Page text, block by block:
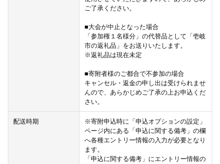
ご了承ください。
■大会が中止となった場合
「参加権１名様分」の代替品として「壱岐
市の返礼品」をお送りいたします。
※返礼品は現在未定
■寄附者様のご都合で不参加の場合
キャンセル・返金の申し出は受けられませ
んので、あらかじめご了承の上お申込くだ
さい。
配送時期
※寄附申込時に「申込オプションの設定」
ページ内にある「申込に関する備考」の欄
へ各種エントリー情報の入力が必要となり
ます。
「申込に関する備考」にエントリー情報の